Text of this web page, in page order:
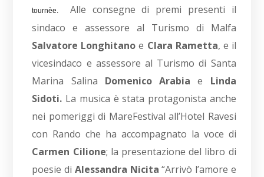
tournèe. Alle consegne di premi presenti il
sindaco e assessore al Turismo di Malfa
Salvatore Longhitano e Clara Rametta, e il
vicesindaco e assessore al Turismo di Santa
Marina Salina Domenico Arabiae Linda
Sidoti. La musica è stata protagonista anche
nei pomeriggi di MareFestival all’Hotel Ravesi
con Rando che ha accompagnato la voce di
Carmen Cilione; la presentazione del libro di
poesie di Alessandra Nicita “Arrivò l’amore e